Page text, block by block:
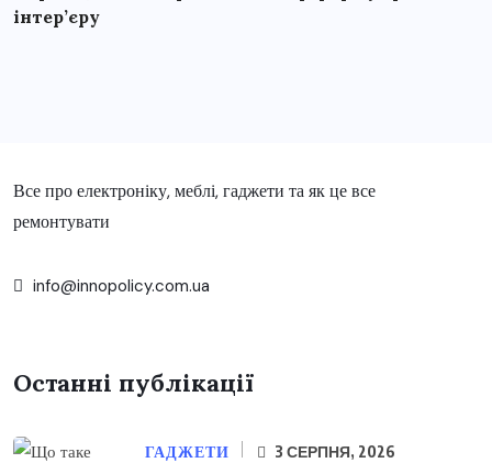
інтер’єру
Все про електроніку, меблі, гаджети та як це все
ремонтувати
info@innopolicy.com.ua
Останні публікації
ГАДЖЕТИ 3 СЕРПНЯ, 2026